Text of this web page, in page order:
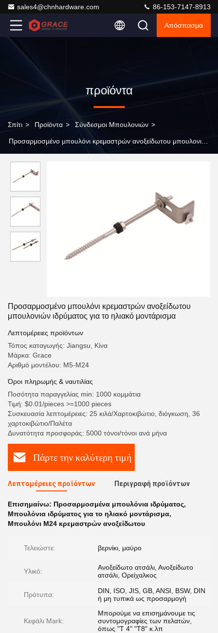
sales4@chnhardware.com 86-153-7147-8913
Απόσπασμα
προϊόντα
Σπίτι > Προϊόντα > Σύνδεσμοι Μπουλονιών >
Προσαρμοσμένο μπουλόνι κρεμαστρών ανοξείδωτου μπουλονιών
Προσαρμοσμένο μπουλόνι κρεμαστρών ανοξείδωτου
μπουλονιών ιδρύματος για το ηλιακό μοντάρισμα
Λεπτομέρειες προϊόντων
Τόπος καταγωγής: Jiangsu, Κίνα
Μάρκα: Grace
Αριθμό μοντέλου: Μ5-Μ24
Όροι πληρωμής & ναυτιλίας
Ποσότητα παραγγελίας min: 1000 κομμάτια
Τιμή: $0.01/pieces >=1000 pieces
Συσκευασία λεπτομέρειες: 25 κιλά/Χαρτοκιβώτιο, διόγκωση, 36
χαρτοκιβώτιο/Παλέτα
Δυνατότητα προσφοράς: 5000 τόνοι/τόνοι ανά μήνα
Πάρτε την καλύτερη τιμή
Λεπτομέρειες προϊόντων Περιγραφή προϊόντων
Επισημαίνω: Προσαρμοσμένα μπουλόνια ιδρύματος,
Μπουλόνια ιδρύματος για το ηλιακό μοντάρισμα,
Μπουλόνι M24 κρεμαστρών ανοξείδωτου
Τελειώστε: βερνίκι, μαύρο
Υλικό:
Ανοξείδωτο ατσάλι, Ανοξείδωτο
ατσάλι, Ορείχαλκος
Πρότυπα:
DIN, ISO, JIS, GB, ANSI, BSW, DIN
ή μη τυπικά ως προσαρμογή
Κεφάλι Mark:
Μπορούμε να επισημάνουμε τις
συντομογραφίες των πελατών,
όπως "T 4" "T8" κ.λπ